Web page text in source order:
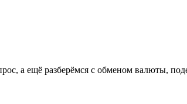
а ещё разберёмся с обменом валюты,